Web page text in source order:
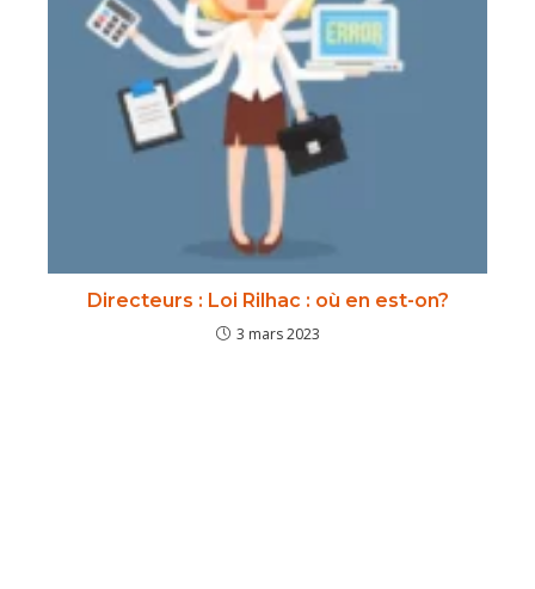
Directeurs : Loi Rilhac : où en est-on?
3 mars 2023